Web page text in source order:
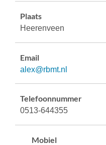
Plaats
Heerenveen
Email
alex@rbmt.nl
Telefoonnummer
0513-644355
Mobiel